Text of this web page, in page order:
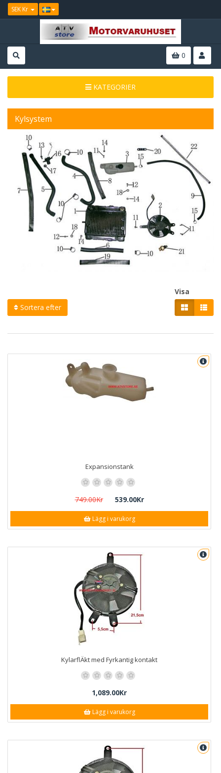
SEK Kr
0
KATEGORIER
Kylsystem
Sortera efter
Visa
Expansionstank
749.00Kr 539.00Kr
Lägg i varukorg
KylarflÄkt med Fyrkantig kontakt
1,089.00Kr
Lägg i varukorg